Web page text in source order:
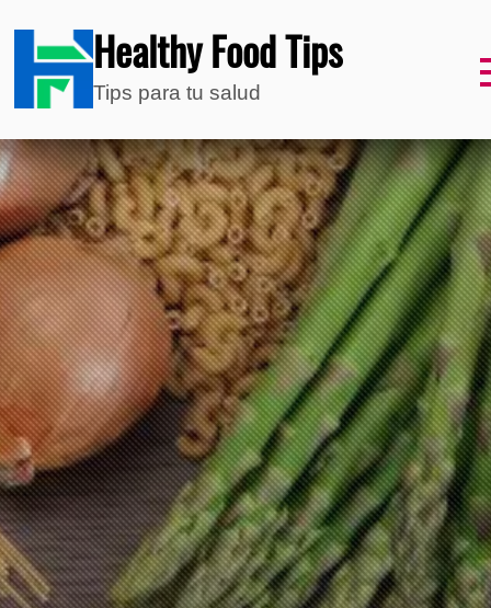
Healthy Food Tips
Tips para tu salud